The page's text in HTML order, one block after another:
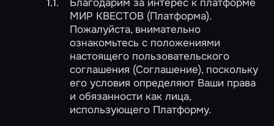
МИР КВЕСТОВ (Платформа).
Пожалуйста, внимательно
ознакомьтесь с положениями
настоящего пользовательского
соглашения (Соглашение), поскольку
его условия определяют Ваши права
и обязанности как лица,
использующего Платформу.